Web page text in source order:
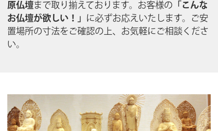
原仏壇まで取り揃えております。お客様の 「こんな
お仏壇が欲しい！」
に必ずお応えいたします。ご安
置場所の寸法をご確認の上、お気軽にご相談くださ
い。